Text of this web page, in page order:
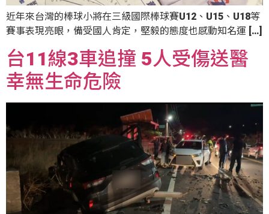
近年來台灣的棒球小將在三級國際棒球賽U12、U15、U18等
賽事表現亮眼，備受國人肯定，堅毅的態度也感動知名運 […]
台11線3車追撞 5人受傷送醫
幸無生命危險